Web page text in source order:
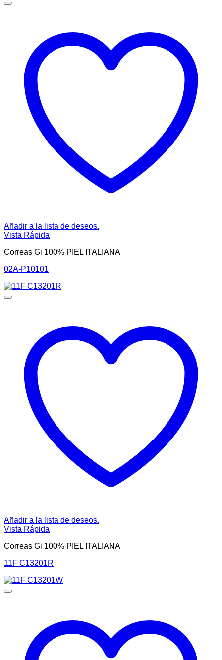
Añadir a la lista de deseos.
Vista Rápida
Correas Gi 100% PIEL ITALIANA
02A-P10101
Añadir a la lista de deseos.
Vista Rápida
Correas Gi 100% PIEL ITALIANA
11F C13201R